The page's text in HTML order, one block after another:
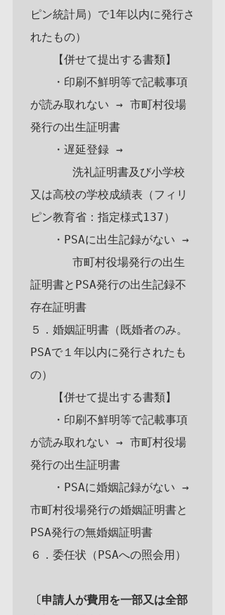
ピン統計局）で1年以内に発行さ
れたもの）
【併せて提出する書類】
・印刷不鮮明等で記載事項
が読み取れない → 市町村役場
発行の出生証明書
・遅延登録 →
又は高校の学校成績表（フィリ
ピン教育省：指定様式137）
・PSAに出生記録がない →
証明書とPSA発行の出生記録不
存在証明書
５．婚姻証明書（既婚者のみ。
PSAで１年以内に発行されたも
の）
【併せて提出する書類】
・印刷不鮮明等で記載事項
が読み取れない → 市町村役場
発行の出生証明書
・PSAに婚姻記録がない →
市町村役場発行の婚姻証明書と
PSA発行の無婚姻証明書
６．委任状（PSAへの照会用）
〔申請人が費用を一部又は全部